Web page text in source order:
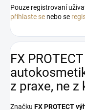
Pouze registrovaní
přihlaste se nebo se
FX
z praxe, ne z
Značku FX PROTECT